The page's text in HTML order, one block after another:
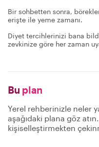
Bir sohbetten sonra,
erişte ile yeme zamanı.
Diyet tercihlerinizi bana
zevkinize göre her zaman
Bu plan
Yerel rehberinizle neler
aşağıdaki plana göz
kişiselleştirmekten